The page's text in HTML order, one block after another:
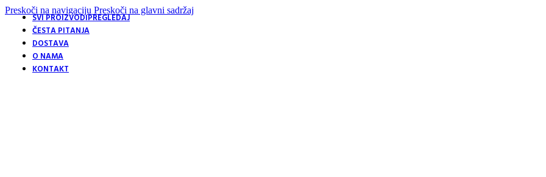
Preskoči na navigaciju Preskoči na glavni sadržaj
SVI PROIZVODIPREGLEDAJ
ČESTA PITANJA
DOSTAVA
O NAMA
KONTAKT